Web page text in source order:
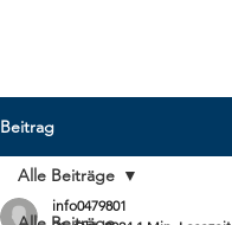
Beitrag
Alle Beiträge
info0479801